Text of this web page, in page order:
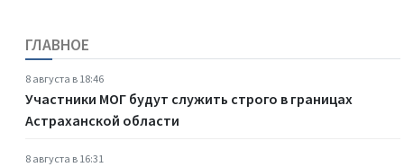
ГЛАВНОЕ
8 августа в 18:46
Участники МОГ будут служить строго в границах
Астраханской области
8 августа в 16:31